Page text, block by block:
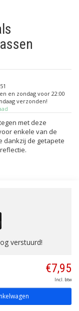
en zondag voor 22:00
verzonden!
met deze
enkele van de
dankzij de getapete
verstuurd!
€7,95
Incl. btw